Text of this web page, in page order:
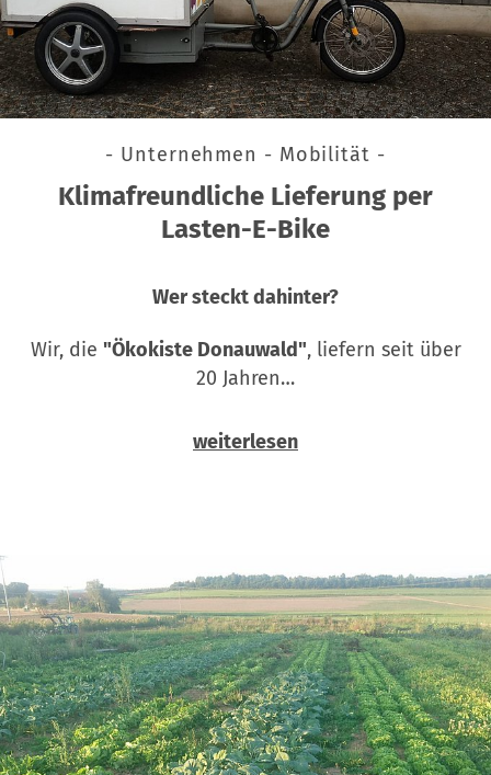
- Unternehmen - Mobilität -
Klimafreundliche Lieferung per
Lasten-E-Bike
Wer steckt dahinter?
Wir, die "Ökokiste Donauwald", liefern seit über
20 Jahren…
weiterlesen